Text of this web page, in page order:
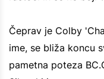
Čeprav je Colby
ime, se bliža koncu
pametna poteza